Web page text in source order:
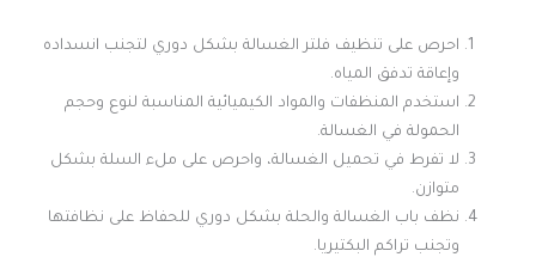
احرص على تنظيف فلتر الغسالة بشكل دوري لتجنب انسداده
وإعاقة تدفق المياه.
استخدم المنظفات والمواد الكيميائية المناسبة لنوع وحجم
الحمولة في الغسالة.
لا تفرط في تحميل الغسالة، واحرص على ملء السلة بشكل
متوازن.
نظف باب الغسالة والحلة بشكل دوري للحفاظ على نظافتها
وتجنب تراكم البكتيريا.